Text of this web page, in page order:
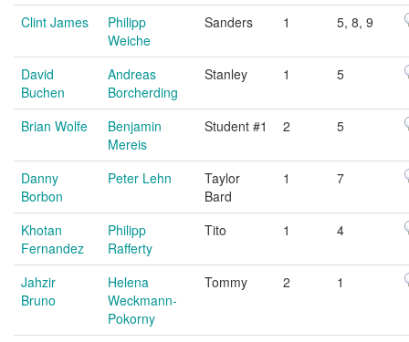
Clint James
Philipp
Weiche
Sanders 1 5, 8, 9
David
Buchen
Andreas
Borcherding
Stanley 1 5
Brian Wolfe
Benjamin
Mereis
Student #1 2 5
Danny
Borbon
Peter Lehn
Taylor
Bard
1 7
Khotan
Fernandez
Philipp
Rafferty
Tito 1 4
Jahzir
Bruno
Helena
Weckmann-
Pokorny
Tommy 2 1